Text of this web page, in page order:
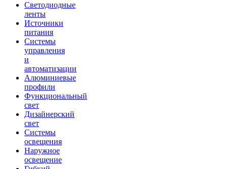
Светодиодные
ленты
Источники
питания
Системы
управления
и
автоматизации
Алюминиевые
профили
Функциональный
свет
Дизайнерский
свет
Системы
освещения
Наружное
освещение